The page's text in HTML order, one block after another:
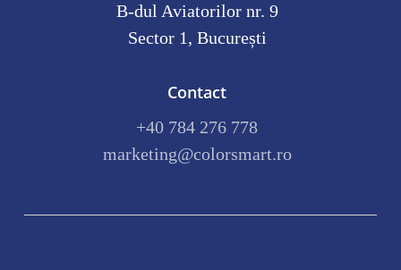
B-dul Aviatorilor nr. 9
Sector 1, București
Contact
+40 784 276 778
marketing@colorsmart.ro